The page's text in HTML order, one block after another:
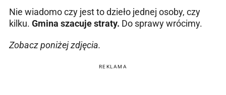
Nie wiadomo czy jest to dzieło jednej osoby, czy
kilku. Gmina szacuje straty. Do sprawy wrócimy.
Zobacz poniżej zdjęcia.
REKLAMA